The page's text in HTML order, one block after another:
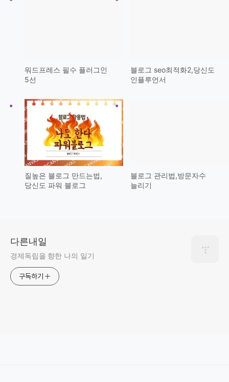
워드프레스 필수 플러그인
5선
블로그 seo최적화2,당신도
인플루언서
질높은 블로그 만드는법,
당신도 파워 블로그
블로그 관리법,방문자수
늘리기
다른내일
경제독립을 향한 나의 일기
구독하기